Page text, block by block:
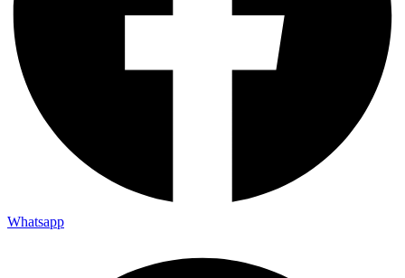
Whatsapp